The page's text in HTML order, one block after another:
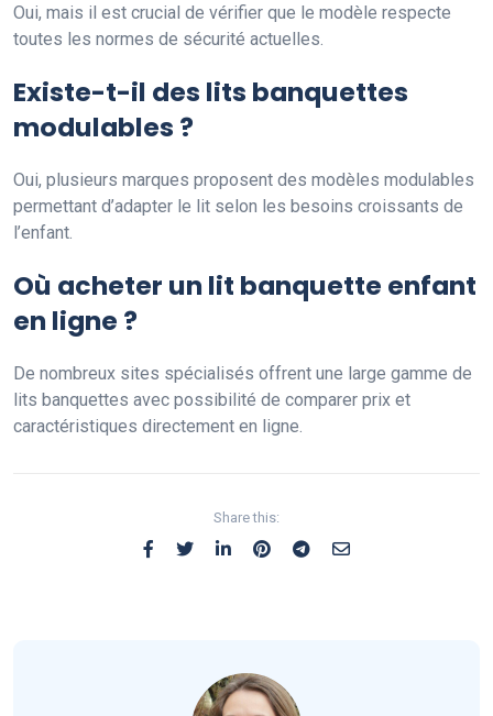
Oui, mais il est crucial de vérifier que le modèle respecte
toutes les normes de sécurité actuelles.
Existe-t-il des lits banquettes
modulables ?
Oui, plusieurs marques proposent des modèles modulables
permettant d’adapter le lit selon les besoins croissants de
l’enfant.
Où acheter un lit banquette enfant
en ligne ?
De nombreux sites spécialisés offrent une large gamme de
lits banquettes avec possibilité de comparer prix et
caractéristiques directement en ligne.
Share this: